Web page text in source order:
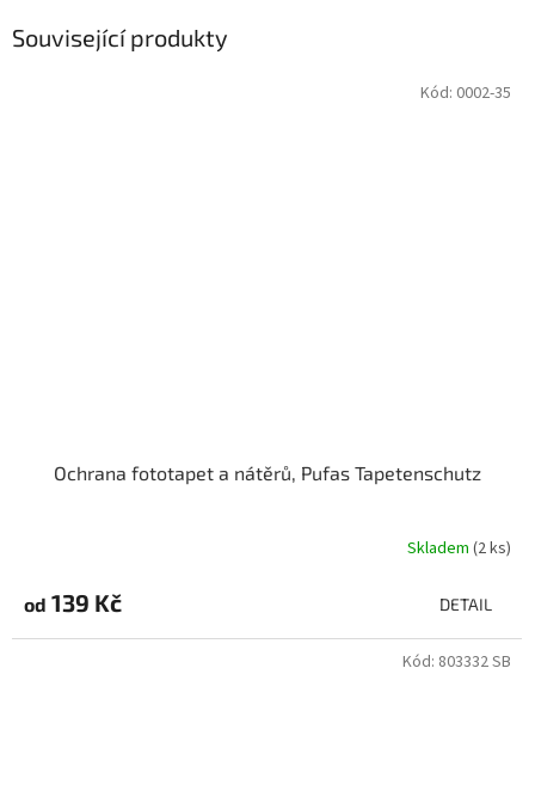
Související produkty
Ochrana fototapet a nátěrů, Pufas Tapetenschutz
Skladem (2 ks)
od 139 Kč DETAIL
Kód: 0002-35
Kód: 803332 SB